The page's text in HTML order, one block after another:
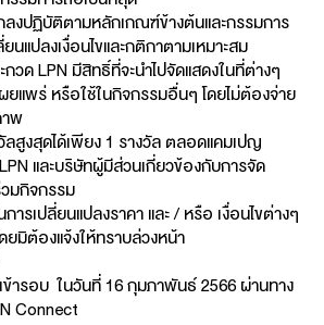
งปฏิบัติตามหลักเกณฑ์ข้างต้นและกรรมการ
แปลงเงื่อนไขและกติกาตามเหมาะสม
วด LPN มีสิทธิ์ที่จะนำไปจัดแสดงในที่ต่างๆ
ยแพร่ หรือใช้ในกิจกรรมอื่นๆ โดยไม่ต้องจ่าย
าพ
ลสูงสุดได้เพียง 1 รางวัล ตลอดแคมเปญ
และบริษัทผู้มีส่วนเกี่ยวข้องกับการจัด
มกิจกรรม
รเปลี่ยนแปลงราคา และ / หรือ เงื่อนไขต่างๆ
ยมิต้องแจ้งให้ทราบล่วงหน้า
ารอบ ในวันที่ 16 กุมภาพันธ์ 2566 ผ่านทาง
Connect